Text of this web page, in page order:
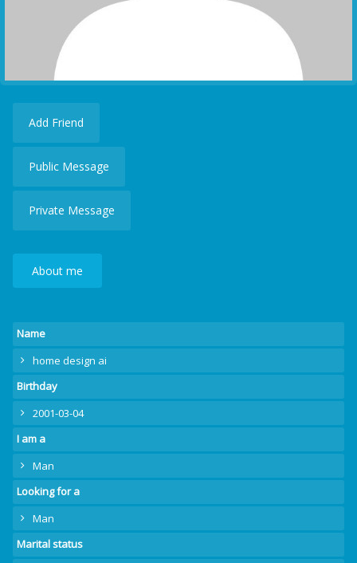
Add Friend
Public Message
Private Message
About me
Name
home design ai
Birthday
2001-03-04
I am a
Man
Looking for a
Man
Marital status